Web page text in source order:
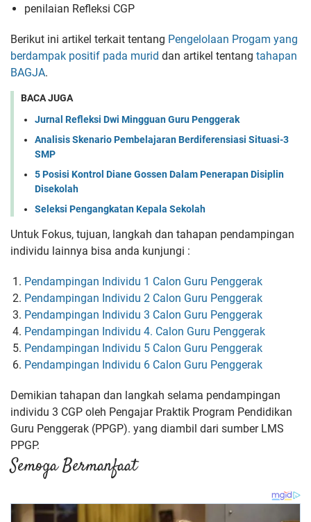
penilaian Refleksi CGP
Berikut ini artikel terkait tentang Pengelolaan Progam yang
berdampak positif pada murid dan artikel tentang tahapan
BAGJA.
BACA JUGA
Jurnal Refleksi Dwi Mingguan Guru Penggerak
Analisis Skenario Pembelajaran Berdiferensiasi Situasi-3
SMP
5 Posisi Kontrol Diane Gossen Dalam Penerapan Disiplin
Disekolah
Seleksi Pengangkatan Kepala Sekolah
Untuk Fokus, tujuan, langkah dan tahapan pendampingan
individu lainnya bisa anda kunjungi :
Pendampingan Individu 1 Calon Guru Penggerak
Pendampingan Individu 2 Calon Guru Penggerak
Pendampingan Individu 3 Calon Guru Penggerak
Pendampingan Individu 4. Calon Guru Penggerak
Pendampingan Individu 5 Calon Guru Penggerak
Pendampingan Individu 6 Calon Guru Penggerak
Demikian tahapan dan langkah selama pendampingan
individu 3 CGP oleh Pengajar Praktik Program Pendidikan
Guru Penggerak (PPGP). yang diambil dari sumber LMS
PPGP.
Semoga Bermanfaat